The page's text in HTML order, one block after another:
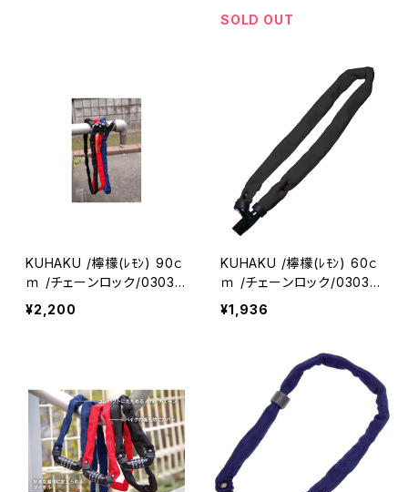
SOLD OUT
KUHAKU /檸檬(ﾚﾓﾝ) 90ｃ
ｍ /チェーンロック/03038
5-01(クウハク)
¥2,200
KUHAKU /檸檬(ﾚﾓﾝ) 60ｃ
ｍ /チェーンロック/03038
2-01(クウハク)
¥1,936